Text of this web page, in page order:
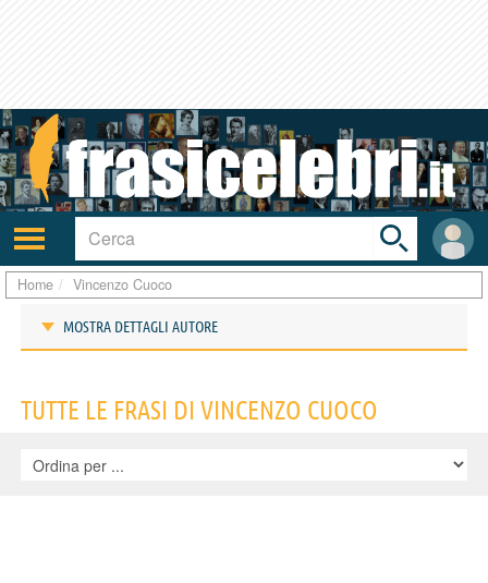
Attiva/disattiva
navigazione
User
area
Toggle
search
bar
Home Vincenzo Cuoco
MOSTRA DETTAGLI AUTORE
TUTTE LE FRASI DI VINCENZO CUOCO